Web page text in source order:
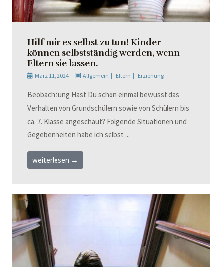
Hilf mir es selbst zu tun! Kinder
können selbstständig werden, wenn
Eltern sie lassen.
März 11, 2024 Allgemein Eltern Erziehung
Beobachtung Hast Du schon einmal bewusst das
Verhalten von Grundschülern sowie von Schülern bis
ca. 7. Klasse angeschaut? Folgende Situationen und
Gegebenheiten habe ich selbst ...
weiterlesen →